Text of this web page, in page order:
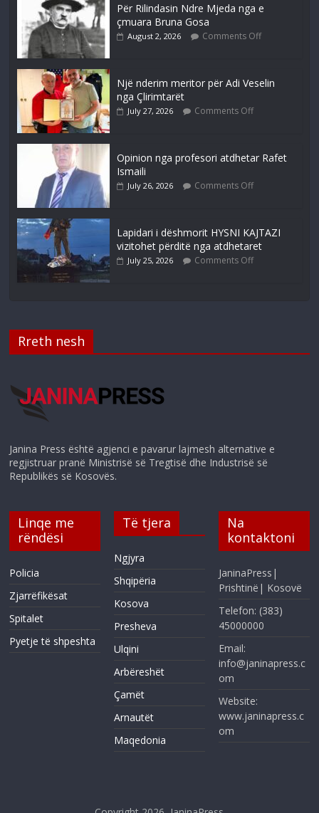
Për Rilindasin Ndre Mjeda nga e
çmuara Bruna Gosa
August 2, 2026 Comments Off
Një nderim meritor për Adi Veselin
nga Çlirimtarët
July 27, 2026 Comments Off
Opinion nga profesori atdhetar Rafet
Ismaili
July 26, 2026 Comments Off
Lapidari i dëshmorit HYSNI KAJTAZI
vizitohet përditë nga atdhetaret
July 25, 2026 Comments Off
Rreth nesh
Janina Press është agjenci e pavarur lajmesh alternative e
regjistruar pranë Ministrisë së Tregtisë dhe Industrisë së
Republikës së Kosovës.
Linqe me
rëndësi
Policia
Zjarrëfikësat
Spitalet
Pyetje të shpeshta
Të tjera
Ngjyra
Shqipëria
Kosova
Presheva
Ulqini
Arbëreshët
Çamët
Arnautët
Maqedonia
Na
kontaktoni
JaninaPress|
Prishtinë| Kosovë
Telefon: (383)
45000000
Email:
info@janinapress.c
om
Website:
www.janinapress.c
om